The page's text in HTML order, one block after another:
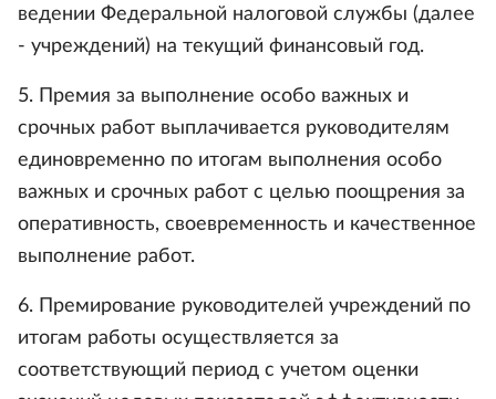
ведении Федеральной налоговой службы (далее
- учреждений) на текущий финансовый год.
5. Премия за выполнение особо важных и
срочных работ выплачивается руководителям
единовременно по итогам выполнения особо
важных и срочных работ с целью поощрения за
оперативность, своевременность и качественное
выполнение работ.
6. Премирование руководителей учреждений по
итогам работы осуществляется за
соответствующий период с учетом оценки